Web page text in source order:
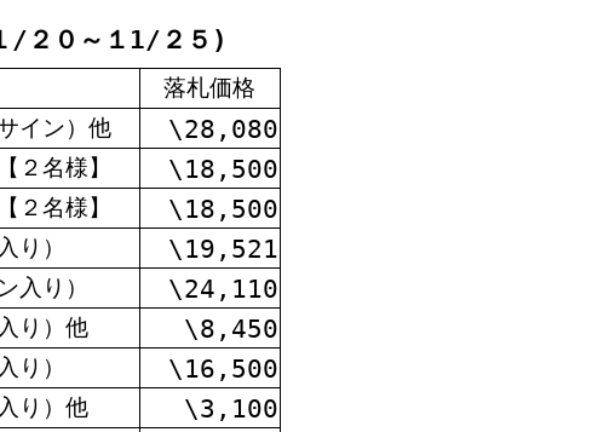
/２０～１1/２５)
落札価格
イン）他 \28,080
２名様】 \18,500
２名様】 \18,500
り） \19,521
入り） \24,110
り）他 \8,450
り） \16,500
り）他 \3,100